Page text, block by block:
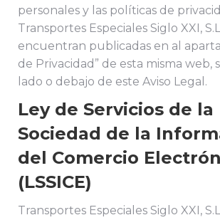
personales y las políticas de
Transportes Especiales Siglo XXI,
encuentran publicadas en al
de Privacidad” de esta misma web,
lado o debajo de este Aviso Legal.
Ley de Servicios de la
Sociedad de la
del Comercio
(LSSICE)
Transportes Especiales Siglo XXI,